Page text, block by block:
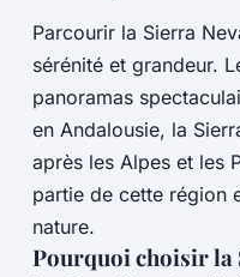
Parcourir la Sierra
sérénité et grandeur.
panoramas
en Andalousie, la
après les Alpes et les
partie de cette région
nature.
Pourquoi choisir la